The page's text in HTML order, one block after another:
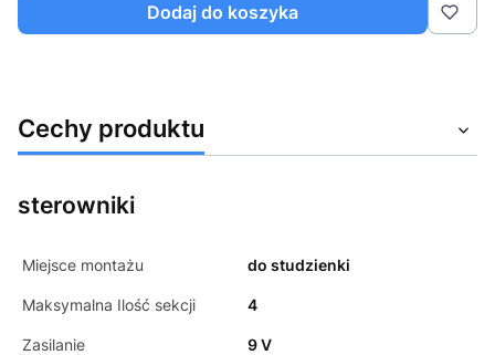
Dodaj do koszyka
Cechy produktu
sterowniki
Miejsce montażu do studzienki
Maksymalna Ilość sekcji 4
Zasilanie 9 V